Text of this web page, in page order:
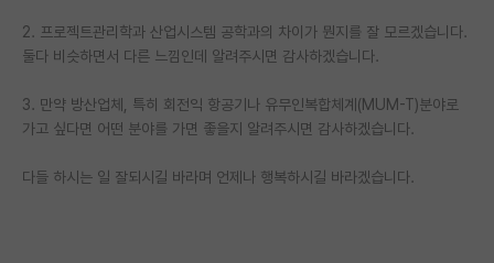
유학교육
반도체 아카데미
2. 프로젝트관리학과 산업시스템 공학과의 차이가 뭔지를 잘 모르겠습니다.
둘다 비슷하면서 다른 느낌인데 알려주시면 감사하겠습니다.
3. 만약 방산업체, 특히 회전익 항공기나 유무인복합체계(MUM-T)분야로
가고 싶다면 어떤 분야를 가면 좋을지 알려주시면 감사하겠습니다.
다들 하시는 일 잘되시길 바라며 언제나 행복하시길 바라겠습니다.